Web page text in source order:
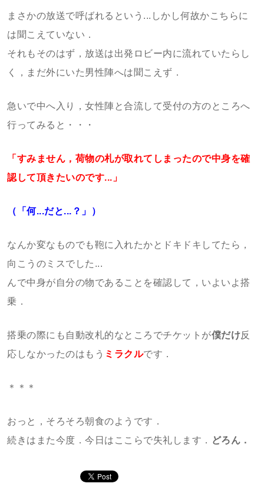
まさかの放送で呼ばれるという...しかし何故かこちらに
は聞こえていない．
それもそのはず，放送は出発ロビー内に流れていたらし
く，まだ外にいた男性陣へは聞こえず．
急いで中へ入り，女性陣と合流して受付の方のところへ
行ってみると・・・
「すみません，荷物の札が取れてしまったので中身を確
認して頂きたいのです...」
（「何...だと...？」）
なんか変なものでも鞄に入れたかとドキドキしてたら，
向こうのミスでした...
んで中身が自分の物であることを確認して，いよいよ搭
乗．
搭乗の際にも自動改札的なところでチケットが僕だけ反
応しなかったのはもう ミラクルです．
＊＊＊
おっと，そろそろ朝食のようです．
続きはまた今度．今日はここらで失礼します． どろん．